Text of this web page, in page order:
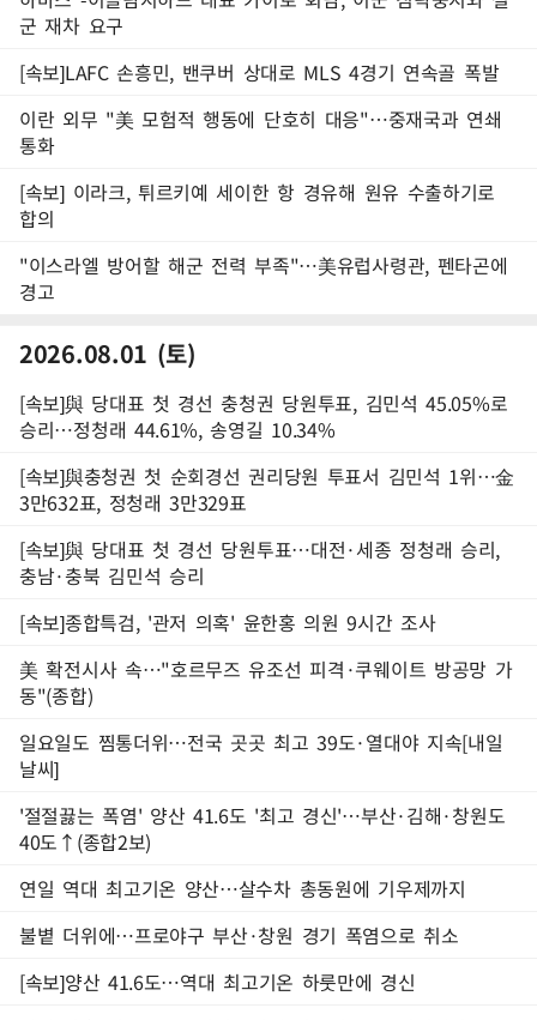
군 재차 요구
[속보]LAFC 손흥민, 밴쿠버 상대로 MLS 4경기 연속골 폭발
이란 외무 "美 모험적 행동에 단호히 대응"…중재국과 연쇄
통화
[속보] 이라크, 튀르키예 세이한 항 경유해 원유 수출하기로
합의
"이스라엘 방어할 해군 전력 부족"…美유럽사령관, 펜타곤에
경고
2026.08.01 (토)
[속보]與 당대표 첫 경선 충청권 당원투표, 김민석 45.05%로
승리…정청래 44.61%, 송영길 10.34%
[속보]與충청권 첫 순회경선 권리당원 투표서 김민석 1위…金
3만632표, 정청래 3만329표
[속보]與 당대표 첫 경선 당원투표…대전·세종 정청래 승리,
충남·충북 김민석 승리
[속보]종합특검, '관저 의혹' 윤한홍 의원 9시간 조사
美 확전시사 속…"호르무즈 유조선 피격·쿠웨이트 방공망 가
동"(종합)
일요일도 찜통더위…전국 곳곳 최고 39도·열대야 지속[내일
날씨]
'절절끓는 폭염' 양산 41.6도 '최고 경신'…부산·김해·창원도
40도↑(종합2보)
연일 역대 최고기온 양산…살수차 총동원에 기우제까지
불볕 더위에…프로야구 부산·창원 경기 폭염으로 취소
[속보]양산 41.6도…역대 최고기온 하룻만에 경신